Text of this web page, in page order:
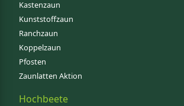
Kastenzaun
Kunststoffzaun
Ranchzaun
Koppelzaun
Pfosten
Zaunlatten Aktion
Hochbeete